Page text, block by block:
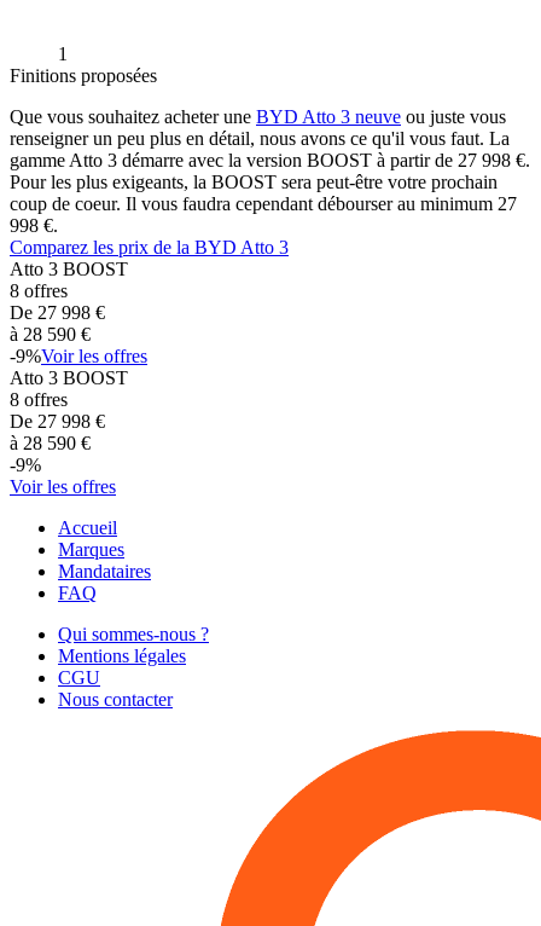
1
Finitions proposées
Que vous souhaitez acheter une BYD Atto 3 neuve ou juste vous
renseigner un peu plus en détail, nous avons ce qu'il vous faut. La
gamme Atto 3 démarre avec la version BOOST à partir de 27 998 €.
Pour les plus exigeants, la BOOST sera peut-être votre prochain
coup de coeur. Il vous faudra cependant débourser au minimum 27
998 €.
Comparez les prix de la BYD Atto 3
Atto 3 BOOST
8 offres
De 27 998 €
à 28 590 €
-9%Voir les offres
Atto 3 BOOST
8 offres
De 27 998 €
à 28 590 €
-9%
Voir les offres
Accueil
Marques
Mandataires
FAQ
Qui sommes-nous ?
Mentions légales
CGU
Nous contacter